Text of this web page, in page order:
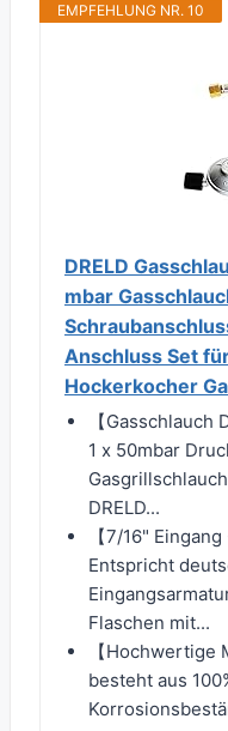
EMPFEHLUNG NR. 10
DRELD
mbar
Anschluss Set
Hockerkocher
【
1 x 50mbar
DRELD...
【7/16"
Entspricht
Flaschen mit...
【Hochwertige
besteht aus